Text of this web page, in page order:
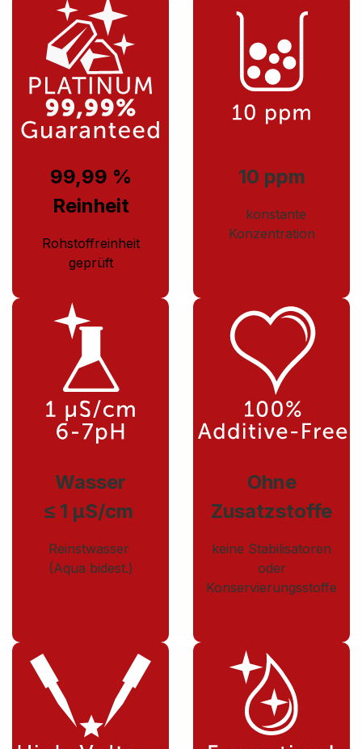
99,99 %
Reinheit
Rohstoffreinheit
geprüft
10 ppm
konstante
Konzentration
Wasser
≤ 1 µS/cm
Reinstwasser
(Aqua bidest.)
Ohne
Zusatzstoffe
keine Stabilisatoren
oder
Konservierungsstoffe